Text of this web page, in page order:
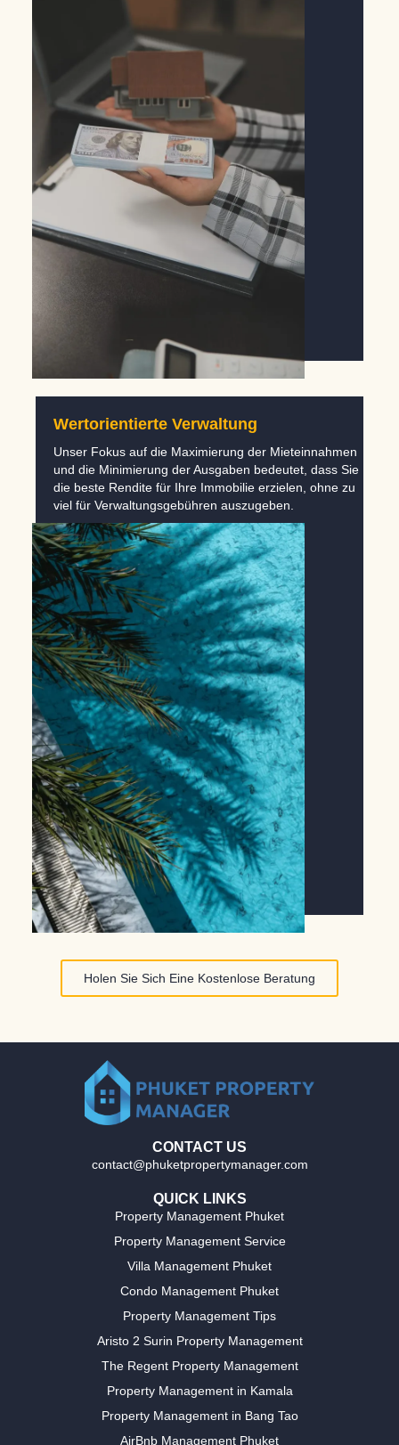
Wertorientierte Verwaltung
Unser Fokus auf die Maximierung der Mieteinnahmen
und die Minimierung der Ausgaben bedeutet, dass Sie
die beste Rendite für Ihre Immobilie erzielen, ohne zu
viel für Verwaltungsgebühren auszugeben.
Holen Sie Sich Eine Kostenlose Beratung
CONTACT US
contact@phuketpropertymanager.com
QUICK LINKS
Property Management Phuket
Property Management Service
Villa Management Phuket
Condo Management Phuket
Property Management Tips
Aristo 2 Surin Property Management
The Regent Property Management
Property Management in Kamala
Property Management in Bang Tao
AirBnb Management Phuket